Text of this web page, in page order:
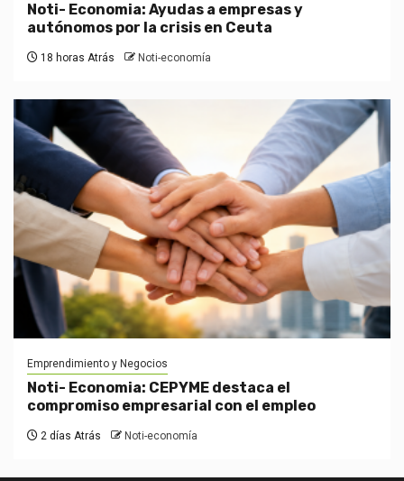
Noti- Economia: Ayudas a empresas y
autónomos por la crisis en Ceuta
18 horas Atrás Noti-economía
Emprendimiento y Negocios
Noti- Economia: CEPYME destaca el
compromiso empresarial con el empleo
2 días Atrás Noti-economía